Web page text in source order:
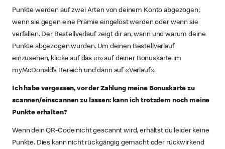
Punkte werden auf zwei Arten von deinem Konto abgezogen;
wenn sie gegen eine Prämie eingelöst werden oder wenn sie
verfallen. Der Bestellverlauf zeigt dir an, wann und warum deine
Punkte abgezogen wurden. Um deinen Bestellverlauf
einzusehen, klicke auf das «i» auf deiner Bonuskarte im
myMcDonald’s Bereich und dann auf «Verlauf».
Ich habe vergessen, vor der Zahlung meine Bonuskarte zu
scannen/einscannen zu lassen: kann ich trotzdem noch meine
Punkte erhalten?
Wenn dein QR-Code nicht gescannt wird, erhältst du leider keine
Punkte. Dies kann nicht rückgängig gemacht oder rückwirkend